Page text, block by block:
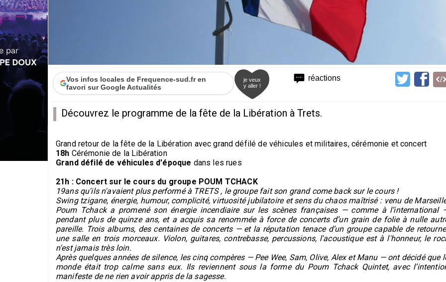
réactions
Vos infos locales de Frequence-sud.fr en
favori sur Google Actualités
je veux
y aller !
Découvrez le programme de la fête de la Libération à Trets.
Grand retour de la fête de la Libération avec grand défilé de véhicules et militaires, cérémonie et concert
18h Cérémonie de la Libération
Grand défilé de véhicules d'époque dans les rues
21h : Concert sur le cours du groupe POUM TCHACK
19ans qu'ils n'avaient plus performé à TRETS , le groupe fait son grand come back sur le cours !
Swing tzigane, énergie, humour, complicité, virtuosité jubilatoire et sens du chaos maîtrisé : venu de
Poum Tchack a promené son énergie incendiaire sur les scènes françaises — comme à l’international
pendant plus de quinze ans, et a acquis sa renommée à force de concerts d’un grain de folie à nulle
pareille. Trois albums, des centaines de concerts — et la réputation tenace d’un groupe capable de
une salle en trois morceaux. Violon, guitares, contrebasse, percussions, l'acoustique est à l'honneur, le
n'est jamais très loin.
Après quelques années de silence, les cinq compères — Pee Wee, Sam, Olive, Alex et Manu — ont décidé que
monde était trop calme sans eux. Ils reviennent sous la forme du Poum Tchack Quintet, avec
manifeste de ne rien avoir appris de la sagesse.